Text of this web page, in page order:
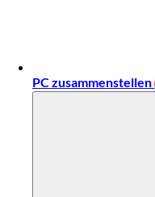
PC zusammenstellen